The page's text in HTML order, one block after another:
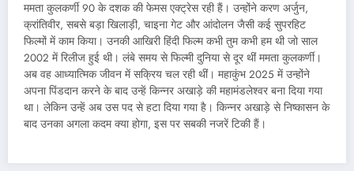
ममता कुलकर्णी 90 के दशक की फेमस एक्ट्रेस रही हैं। उन्होंने करण अर्जुन,
क्रांतिवीर, सबसे बड़ा खिलाड़ी, चाइना गेट और आंदोलन जैसी कई सुपरहिट
फिल्मों में काम किया। उनकी आखिरी हिंदी फिल्म कभी तुम कभी हम थी जो साल
2002 में रिलीज हुई थी। लंबे समय से फिल्मी दुनिया से दूर थीं ममता कुलकर्णी।
अब वह आध्यात्मिक जीवन में सक्रिय चल रही थीं। महाकुंभ 2025 में उन्होंने
अपना पिंडदान करने के बाद उन्हें किन्नर अखाड़े की महामंडलेश्वर बना दिया गया
था। लेकिन उन्हें अब उस पद से हटा दिया गया है। किन्नर अखाड़े से निष्कासन के
बाद उनका अगला कदम क्या होगा, इस पर सबकी नजरें टिकी हैं।